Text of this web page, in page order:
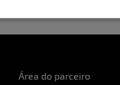
Área do parceiro